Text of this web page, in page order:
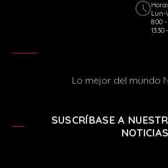
Lun-
8:00 -
13:30
Lo mejor del mundo
SUSCRÍBASE A
NOTICIAS